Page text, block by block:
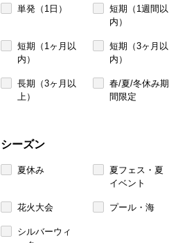
単発（1日）
短期（1週間以
内）
短期（1ヶ月以
内）
短期（3ヶ月以
内）
長期（3ヶ月以
上）
春/夏/冬休み期
間限定
シーズン
夏休み
夏フェス・夏
イベント
花火大会 プール・海
シルバーウィ